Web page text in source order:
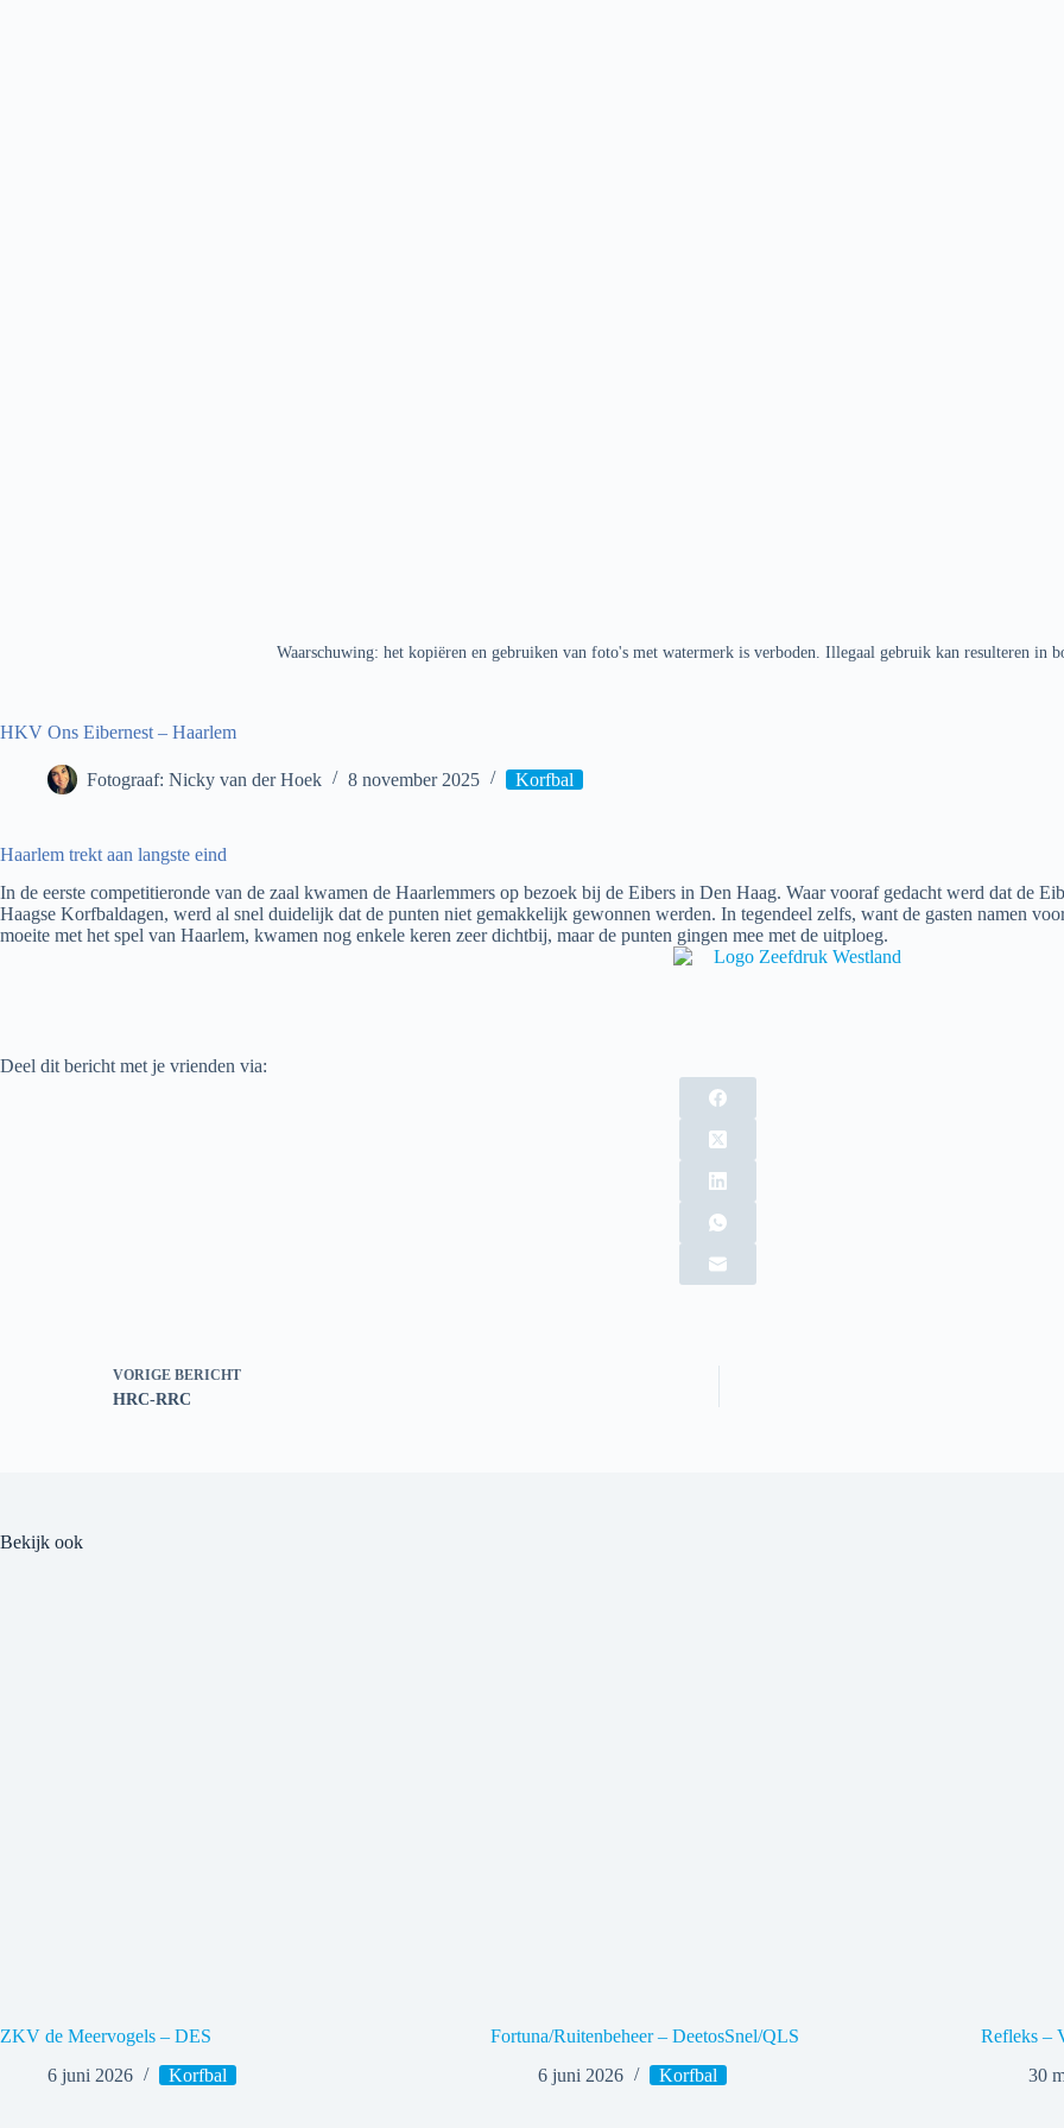
Waarschuwing: het kopiëren en gebruiken van foto's met watermerk is verboden. Illegaal gebruik kan resulteren in
HKV Ons Eibernest – Haarlem
Fotograaf: Nicky van der Hoek 8 november 2025 Korfbal
Haarlem trekt aan langste eind
In de eerste competitieronde van de zaal kwamen de Haarlemmers op bezoek bij de Eibers in Den Haag. Waar vooraf gedacht werd dat de
Haagse Korfbaldagen, werd al snel duidelijk dat de punten niet gemakkelijk gewonnen werden. In tegendeel zelfs, want de gasten namen
moeite met het spel van Haarlem, kwamen nog enkele keren zeer dichtbij, maar de punten gingen mee met de uitploeg.
Deel dit bericht met je vrienden via:
VORIGE BERICHT
HRC-RRC
Bekijk ook
ZKV de Meervogels – DES
6 juni 2026
Korfbal
Fortuna/Ruitenbeheer – DeetosSnel/QLS
6 juni 2026
Korfbal
Refleks –
30